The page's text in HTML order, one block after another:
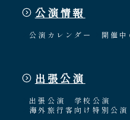
公演情報
公演カレンダー 開催中
出張公演
出張公演
学校公演
海外旅行客向け特別公演